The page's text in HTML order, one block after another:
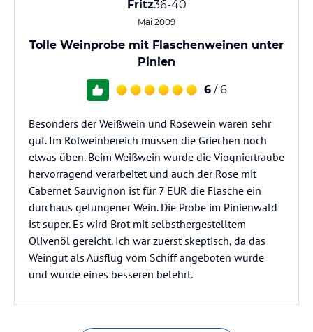
Fritz36-40
Mai 2009
Tolle Weinprobe mit Flaschenweinen unter
Pinien
6 / 6
Besonders der Weißwein und Rosewein waren sehr
gut. Im Rotweinbereich müssen die Griechen noch
etwas üben. Beim Weißwein wurde die Viogniertraube
hervorragend verarbeitet und auch der Rose mit
Cabernet Sauvignon ist für 7 EUR die Flasche ein
durchaus gelungener Wein. Die Probe im Pinienwald
ist super. Es wird Brot mit selbsthergestelltem
Olivenöl gereicht. Ich war zuerst skeptisch, da das
Weingut als Ausflug vom Schiff angeboten wurde
und wurde eines besseren belehrt.